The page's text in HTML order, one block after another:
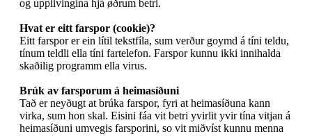
og upplivingina hjá øðrum betri.
Hvat er eitt farspor (cookie)?
Eitt farspor er ein lítil tekstfíla, sum verður goymd á tíni teldu,
tínum teldli ella tíni fartelefon. Farspor kunnu ikki innihalda
skaðilig programm ella virus.
Brúk av farsporum á heimasíðuni
Tað er neyðugt at brúka farspor, fyri at heimasíðuna kann
virka, sum hon skal. Eisini fáa vit betri yvirlit yvir tína vitjan á
heimasíðuni umvegis farsporini, so vit miðvíst kunnu menna